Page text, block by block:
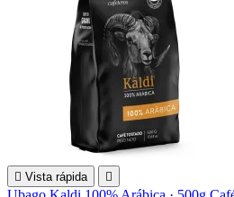
 Vista rápida 